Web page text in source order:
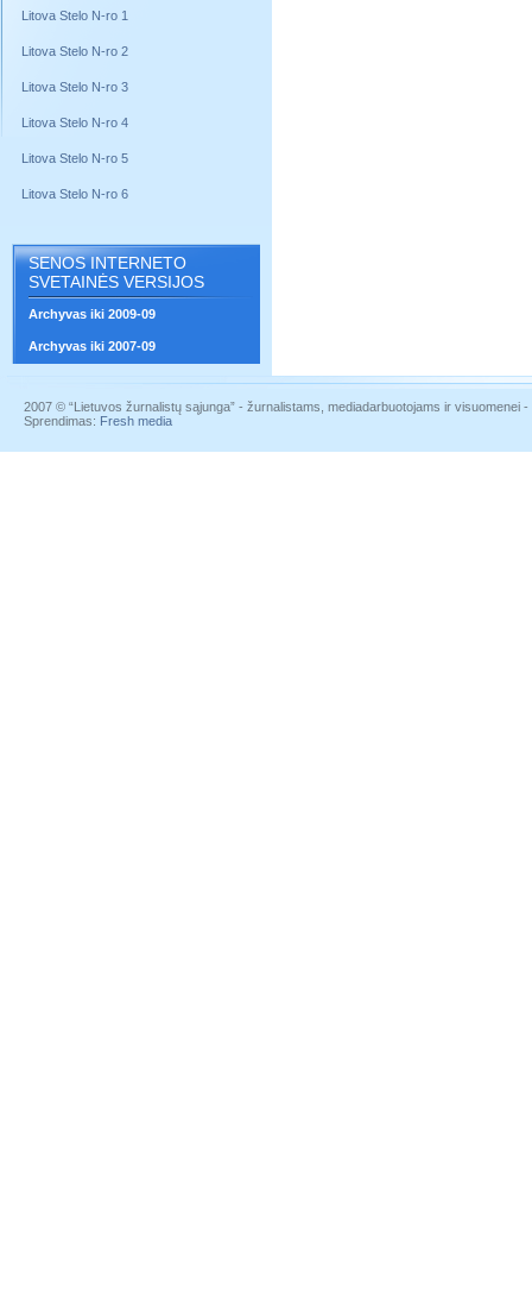
Litova Stelo N-ro 1
Litova Stelo N-ro 2
Litova Stelo N-ro 3
Litova Stelo N-ro 4
Litova Stelo N-ro 5
Litova Stelo N-ro 6
SENOS INTERNETO
SVETAINĖS VERSIJOS
Archyvas iki 2009-09
Archyvas iki 2007-09
2007 © “Lietuvos žurnalistų sąjunga” - žurnalistams, mediadarbuotojams ir visuomenei
Sprendimas: Fresh media